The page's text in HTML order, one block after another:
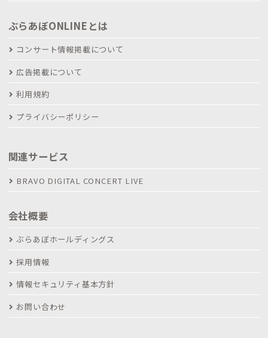
ぶらあぼONLINEとは
コンサート情報掲載について
広告掲載について
利用規約
プライバシーポリシー
関連サービス
BRAVO DIGITAL CONCERT LIVE
会社概要
ぶらあぼホールディングス
採用情報
情報セキュリティ基本方針
お問い合わせ